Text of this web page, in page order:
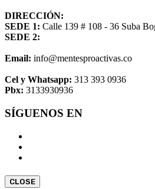
DIRECCIÓN:
SEDE 1: Calle 139 # 108 - 36 Suba
SEDE 2:
Email: info@mentesproactivas.co
Cel y Whatsapp: 313 393 0936
Pbx: 3133930936
SÍGUENOS EN
CLOSE